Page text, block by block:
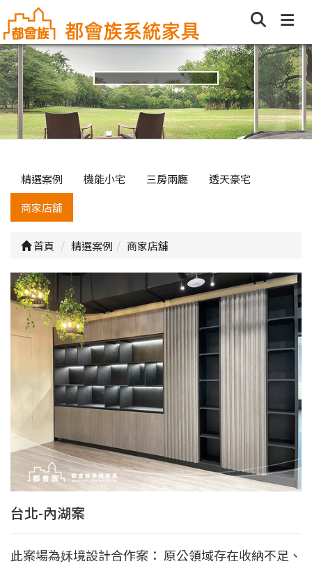
精選案例 機能小宅 三房兩廳
透天豪宅
商家店舖
首頁 精選案例 商家店舖
台北-內湖案
此案場為姀境設計合作案： 原公領域存在收納不足、